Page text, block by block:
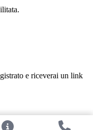
e riceverai un link